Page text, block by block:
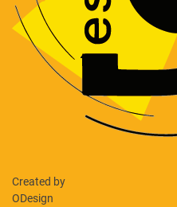
Created by
ODesign